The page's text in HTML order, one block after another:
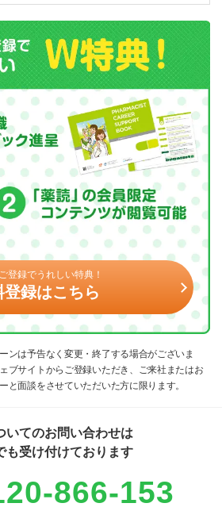
登録でうれしい特典！
登録はこちら
ンは予告なく変更・終了する場合がございま
ブサイトからご登録いただき、ご来社またはお
と面談をさせていただいた方に限ります。
いてのお問い合わせは
も受け付けております
866-153